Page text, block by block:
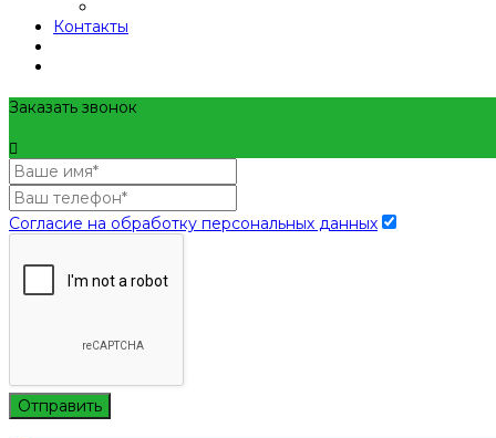
Контакты
Заказать звонок
Согласие на обработку персональных данных
Отправить